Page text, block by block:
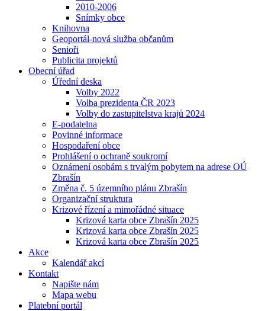
2010-2006
Snímky obce
Knihovna
Geoportál-nová služba občanům
Senioři
Publicita projektů
Obecní úřad
Úřední deska
Volby 2022
Volba prezidenta ČR 2023
Volby do zastupitelstva krajů 2024
E-podatelna
Povinné informace
Hospodaření obce
Prohlášení o ochraně soukromí
Oznámení osobám s trvalým pobytem na adrese OÚ
Zbrašín
Změna č. 5 územního plánu Zbrašín
Organizační struktura
Krizové řízení a mimořádné situace
Krizová karta obce Zbrašín 2025
Krizová karta obce Zbrašín 2025
Krizová karta obce Zbrašín 2025
Akce
Kalendář akcí
Kontakt
Napište nám
Mapa webu
Platební portál